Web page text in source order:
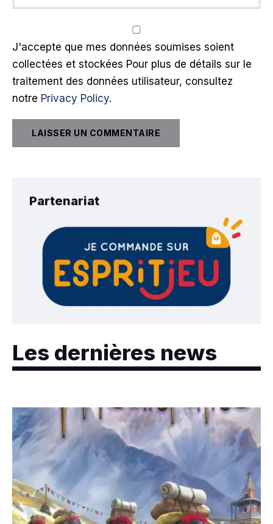
J'accepte que mes données soumises soient
collectées et stockées Pour plus de détails sur le
traitement des données utilisateur, consultez
notre Privacy Policy.
Partenariat
Les dernières news